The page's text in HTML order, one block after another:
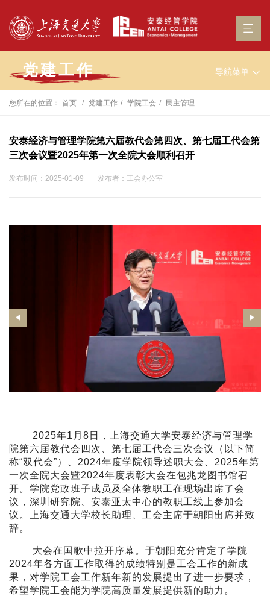
党建工作 导航菜单
您所在的位置： 首页 党建工作 学院工会 民主管理
安泰经济与管理学院第六届教代会第四次、第七届工代会第
三次会议暨2025年第一次全院大会顺利召开
发布时间：2025-01-09 发布者：工会办公室
2025年1月8日，上海交通大学安泰经济与管理学
院第六届教代会四次、第七届工代会三次会议（以下简
称“双代会”）、2024年度学院领导述职大会、2025年第
一次全院大会暨2024年度表彰大会在包兆龙图书馆召
开。学院党政班子成员及全体教职工在现场出席了会
议，深圳研究院、安泰亚太中心的教职工线上参加会
议。上海交通大学校长助理、工会主席于朝阳出席并致
辞。
大会在国歌中拉开序幕。于朝阳充分肯定了学院
2024年各方面工作取得的成绩特别是工会工作的新成
果，对学院工会工作新年新的发展提出了进一步要求，
希望学院工会能为学院高质量发展提供新的助力。